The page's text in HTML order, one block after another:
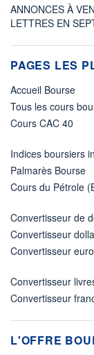
ANNONCES À
LETTRES EN
PAGES LES
Accueil Bourse
Tous les cours
Cours CAC 40
Indices boursiers
Palmarès Bourse
Cours du Pétrole
Convertisseur de
Convertisseur
Convertisseur
Convertisseur
Convertisseur
L'OFFRE